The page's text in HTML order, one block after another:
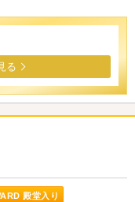
る
殿堂入り